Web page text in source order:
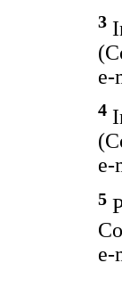
3
e-
4
e-
5
e-